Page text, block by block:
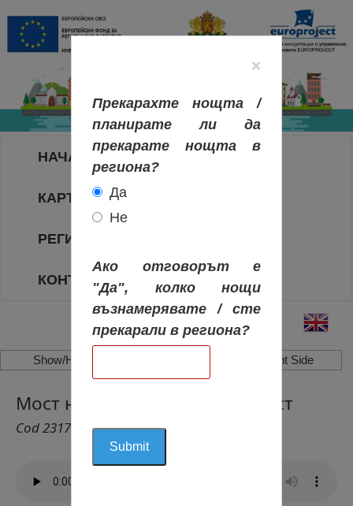
НАЧАЛО
КАРТА НА РЕГИОНИТЕ
РЕГИОНИ
КОНТАКТИ
Show/Hide Left Side Show/Hide Right Side
Мост на Дружбата – Дунав мост
Cod 2317
×
Прекарахте нощта /
планирате ли да
прекарате нощта в
региона?
Да
Не
Ако отговорът е
"Да", колко нощи
възнамерявате / сте
прекарали в региона?